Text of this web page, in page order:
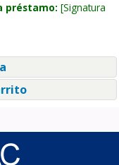
préstamo: Signatura